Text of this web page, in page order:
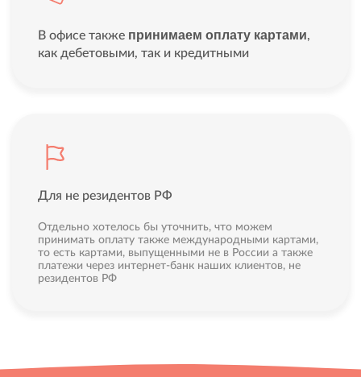
В офисе также принимаем оплату картами,
как дебетовыми, так и кредитными
Для не резидентов РФ
Отдельно хотелось бы уточнить, что можем
принимать оплату также международными картами,
то есть картами, выпущенными не в России а также
платежи через интернет-банк наших клиентов, не
резидентов РФ